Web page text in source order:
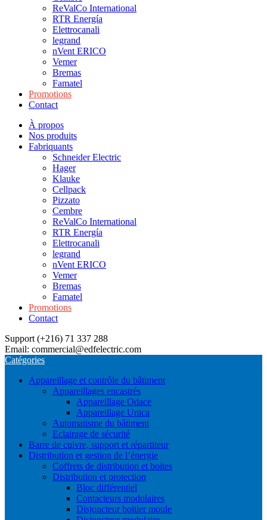
ReValCo International
RTR Energía
Elettrocanali
legrand
nVent ERICO
Vemer
Bremas
Famatel
Promotions
Contact
À propos
Nos produits
Fabriquants
Schneider Electric
Hager
Klauke
Cellpack
Pizzato
Cembre
ReValCo International
RTR Energía
Elettrocanali
legrand
nVent ERICO
Vemer
Bremas
Famatel
Promotions
Contact
Support (+216) 71 337 288
Email: commercial@edfelectric.com
Catégories
Appareillage et contrôle du bâtiment
Appareillages encastrés
Appareillage Odace
Appareillage Unica
Automatisme du bâtiment
Eclairage de sécurité
Barre de cuivre, support et répartiteur
Distribution et gestion de l’énergie
Coffrets de distribution et boites
Distribution et protection
Bloc différentiel
Contacteurs modulaires
Disjoncteur boitier moule